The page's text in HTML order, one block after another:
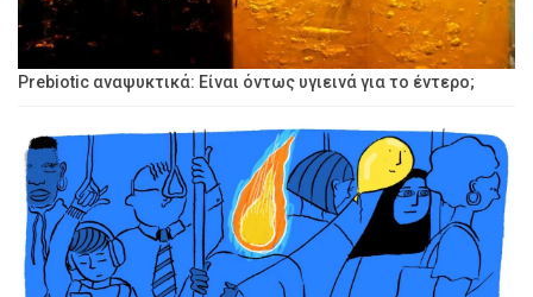
Prebiotic αναψυκτικά: Είναι όντως υγιεινά για το έντερο;